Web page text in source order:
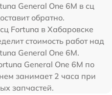
General One 6M в сц
обратно.
Fortuna в Хабаровске
стоимость работ над
General One 6M.
General One 6M по
занимает 2 часа при
запчастей.